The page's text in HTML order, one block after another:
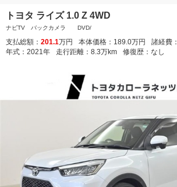
トヨタ ライズ 1.0 Z 4WD
ナビTV バックカメラ DVD/
支払総額： 201.1万円 本体価格： 189.0万円 諸経費：
年式： 2021年 走行距離： 8.3万km 修復歴： なし